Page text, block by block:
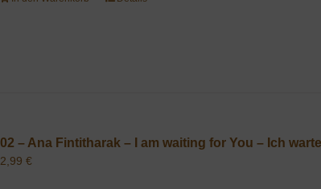
02 – Ana Fintitharak – I am waiting for You – Ich
2,99€